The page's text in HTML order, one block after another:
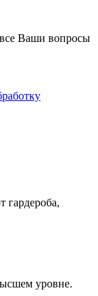
Ваши вопросы
гардероба,
уровне.